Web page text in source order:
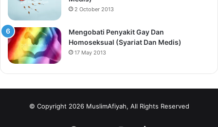
2 October 2013
Mengobati Penyakit Gay Dan
Homoseksual (Syariat Dan Medis)
17 May 2013
© Copyright 2026 MuslimAfiyah, All Rights Reserved